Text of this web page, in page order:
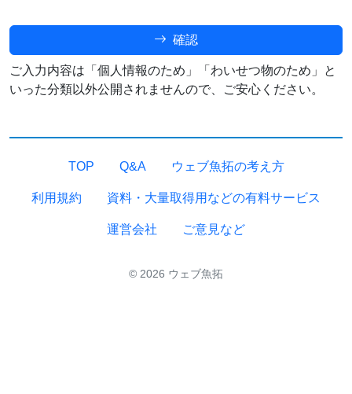
確認
ご入力内容は「個人情報のため」「わいせつ物のため」と
いった分類以外公開されませんので、ご安心ください。
TOP Q&A ウェブ魚拓の考え方
利用規約 資料・大量取得用などの有料サービス
運営会社 ご意見など
© 2026 ウェブ魚拓